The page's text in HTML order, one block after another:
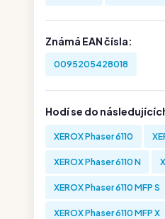
Známá EAN čísla:
0095205428018
Hodí se do
XEROX Phaser 6110
XEROX Phaser 6110 N
XEROX Phaser 6110 MFP S
XEROX Phaser 6110 MFP X